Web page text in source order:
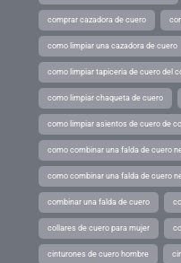
comprar cazadora de cuero
como limpiar una cazadora de cuero
como limpiar tapiceria de cuero del
como limpiar chaqueta de cuero
como limpiar asientos de cuero de
como combinar una falda de cuero
como combinar una falda de cuero
combinar una falda de cuero
collares de cuero para mujer
cinturones de cuero hombre